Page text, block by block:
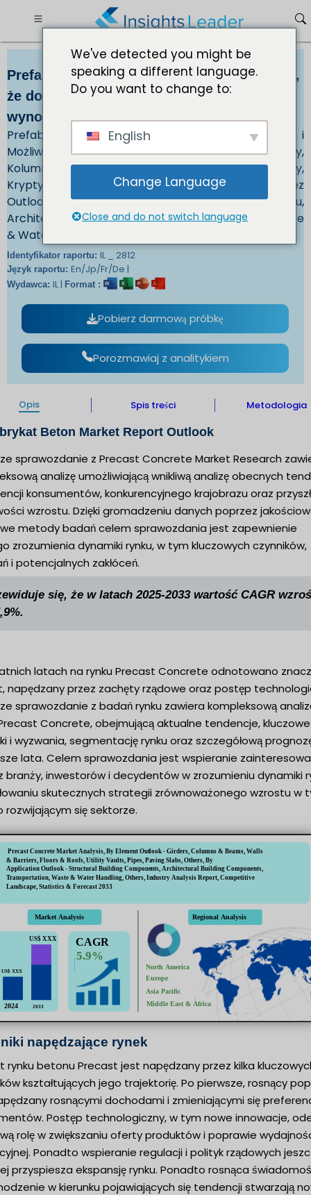
Prefabrykowany rynek betonu: oczekuje się,
że do 2033 r. wzrośnie przy CAGR
wynoszącym 5,9%
Prefabrykowane Betonowe Rozmiar Rynku, Trendy i
Możliwości Wzrostu przez Element Outlook - Kolumny,
Kolumny i Kolumny, Ściany i Bariery, Podłogi i Dachy,
Krypty Użyteczności, Pipes, Płyty ścienne, Inne i przez
Outlook aplikacji - Elementy konstrukcyjne budynku,
Architectural Building Components, Transport, Waste
& Water Handling, Inne
Identyfikator raportu: IL _ 2812
Język raportu: En/Jp/Fr/De |
Wydawca: IL | Format :
Pobierz darmową próbkę
Porozmawiaj z analitykiem
Opis Spis treści Metodologia
Beton Market Report Outlook
sprawozdanie z Precast Concrete Market Research
analizę umożliwiającą wnikliwą analizę obecnych
konsumentów, konkurencyjnego krajobrazu oraz
wzrostu. Dzięki gromadzeniu danych poprzez
metody badań celem sprawozdania jest zapewnienie
zrozumienia dynamiki rynku, w tym kluczowych czynników,
i potencjalnych zakłóceń.
się, że w latach 2025-2033 wartość CAGR
latach na rynku Precast Concrete odnotowano
napędzany przez zachęty rządowe oraz postęp
sprawozdanie z badań rynku zawiera kompleksową
Concrete, obejmującą aktualne tendencje, kluczowe
i wyzwania, segmentację rynku oraz szczegółową
lata. Celem sprawozdania jest wspieranie
branży, inwestorów i decydentów w zrozumieniu dynamiki
skutecznych strategii zrównoważonego wzrostu w
rozwijającym się sektorze.
napędzające rynek
rynku betonu Precast jest napędzany przez kilka
kształtujących jego trajektorię. Po pierwsze, rosnący
rosnącymi dochodami i zmieniającymi się
Postęp technologiczny, w tym nowe innowacje,
rolę w zwiększaniu oferty produktów i poprawie
Ponadto wspieranie regulacji i polityk rządowych
przyspiesza ekspansję rynku. Ponadto rosnąca
w kierunku pojawiających się tendencji stwarzają
We've detected you might be
speaking a different language.
Do you want to change to:
English
Change Language
Close and do not switch language